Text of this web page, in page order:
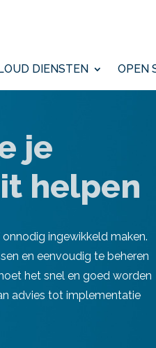
DIENSTEN OPEN
je
helpen
ingewikkeld maken.
en eenvoudig te beheren
het snel en goed worden
advies tot implementatie